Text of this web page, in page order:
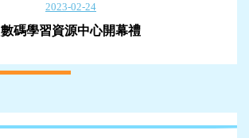
2023-02-24
數碼學習資源中心開幕禮